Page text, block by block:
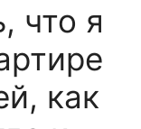
что я
как